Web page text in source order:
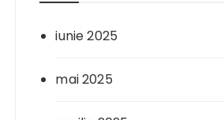
iunie 2025
mai 2025